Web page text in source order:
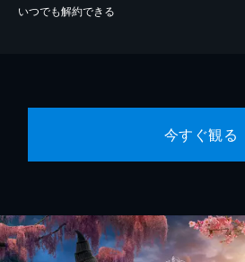
いつでも解約できる
今すぐ観る